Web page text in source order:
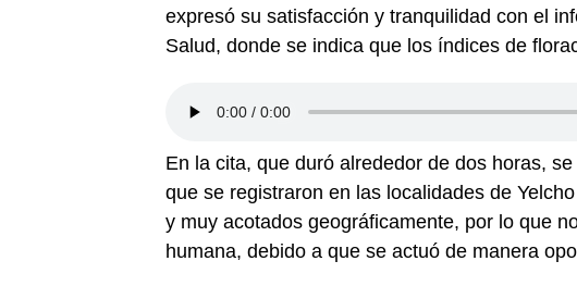
expresó su satisfacción y tranquilidad con el
Salud, donde se indica que los índices de
En la cita, que duró alrededor de dos horas,
que se registraron en las localidades de
y muy acotados geográficamente, por lo que
humana, debido a que se actuó de manera